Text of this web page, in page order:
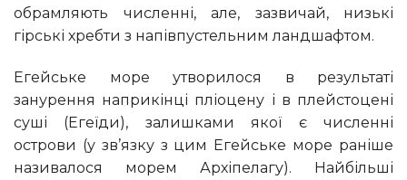
обрамляють численні, але, зазвичай, низькі
гірські хребти з напівпустельним ландшафтом.
Егейське море утворилося в результаті
занурення наприкінці пліоцену і в плейстоцені
суші (Егеїди), залишками якої є численні
острови (у зв’язку з цим Егейське море раніше
називалося морем Архіпелагу). Найбільші